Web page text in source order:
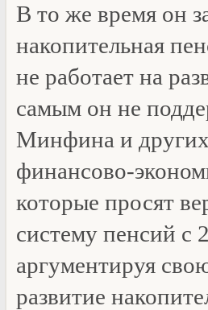
В то же время он
накопительная
не работает на
самым он не
Минфина и
финансово-
которые просят
систему пенсий с
аргументируя
развитие